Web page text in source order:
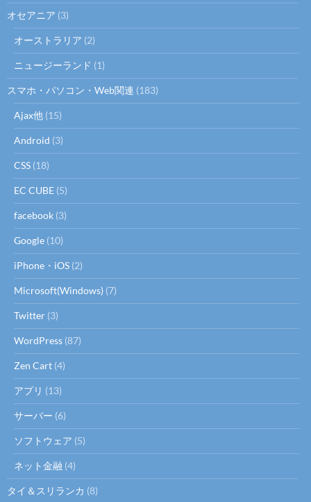
オセアニア (3)
オーストラリア (2)
ニュージーランド (1)
スマホ・パソコン・Web関連 (183)
Ajax他 (15)
Android (3)
CSS (18)
EC CUBE (5)
facebook (3)
Google (10)
iPhone・iOS (2)
Microsoft(Windows) (7)
Twitter (3)
WordPress (87)
Zen Cart (4)
アプリ (13)
サーバー (6)
ソフトウェア (5)
ネット金融 (4)
タイ＆スリランカ (8)